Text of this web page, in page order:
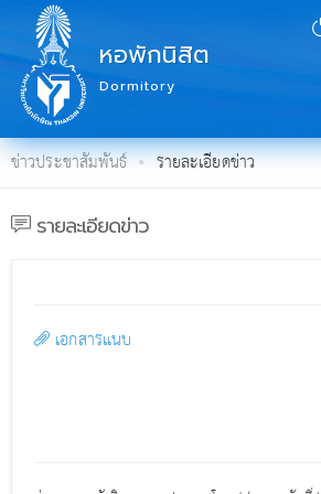
หอพักนิสิต
Dormitory
ข่าวประชาสัมพันธ์ รายละเอียดข่าว
รายละเอียดข่าว
เอกสารแนบ